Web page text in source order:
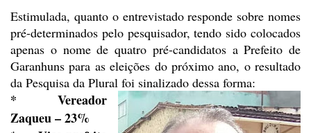
Estimulada, quanto o entrevistadoresponde sobre nomes
pré-determinados pelo pesquisador, tendo sido colocados
apenas o nome de quatro pré-candidatos a Prefeito de
Garanhuns para as eleições do próximo ano, o resultado
da Pesquisa da Plural foi sinalizado dessa forma:
* Vereador
Zaqueu – 23%